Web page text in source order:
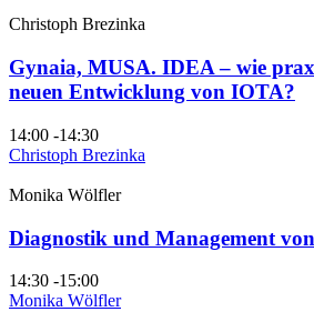
Christoph Brezinka
Gynaia, MUSA. IDEA – wie
neuen Entwicklung von IOTA?
14:00 -14:30
Christoph Brezinka
Monika Wölfler
Diagnostik und Management
14:30 -15:00
Monika Wölfler